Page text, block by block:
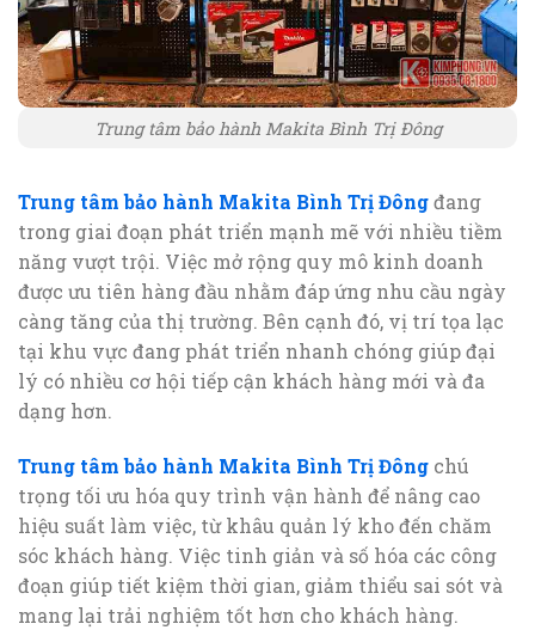
Trung tâm bảo hành Makita Bình Trị Đông
Trung tâm bảo hành Makita Bình Trị Đôngđang
trong giai đoạn phát triển mạnh mẽ với nhiều tiềm
năng vượt trội. Việc mở rộng quy mô kinh doanh
được ưu tiên hàng đầu nhằm đáp ứng nhu cầu ngày
càng tăng của thị trường. Bên cạnh đó, vị trí tọa lạc
tại khu vực đang phát triển nhanh chóng giúp đại
lý có nhiều cơ hội tiếp cận khách hàng mới và đa
dạng hơn.
Trung tâm bảo hành Makita Bình Trị Đông chú
trọng tối ưu hóa quy trình vận hành để nâng cao
hiệu suất làm việc, từ khâu quản lý kho đến chăm
sóc khách hàng. Việc tinh giản và số hóa các công
đoạn giúp tiết kiệm thời gian, giảm thiểu sai sót và
mang lại trải nghiệm tốt hơn cho khách hàng.